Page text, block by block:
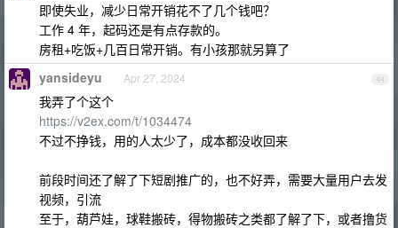
即使失业，减少日常开销花不了几个钱吧？
工作 4 年，起码还是有点存款的。
房租+吃饭+几百日常开销。有小孩那就另算了
44
yansideyu Apr 27, 2024
我弄了个这个
https://v2ex.com/t/1034474
不过不挣钱，用的人太少了，成本都没收回来
前段时间还了解了下短剧推广的，也不好弄，需要大量用户去发
视频，引流
至于，葫芦娃，球鞋搬砖，得物搬砖之类都了解了下，或者撸货